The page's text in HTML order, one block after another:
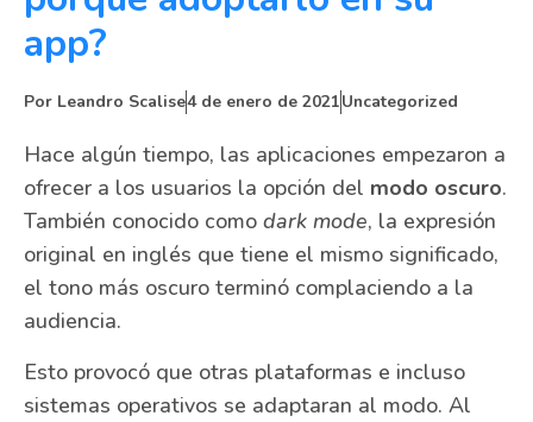
app?
Por Leandro Scalise4 de enero de 2021Uncategorized
Hace algún tiempo, las aplicaciones empezaron a
ofrecer a los usuarios la opción del modo oscuro.
También conocido como dark mode, la expresión
original en inglés que tiene el mismo significado,
el tono más oscuro terminó complaciendo a la
audiencia.
Esto provocó que otras plataformas e incluso
sistemas operativos se adaptaran al modo. Al